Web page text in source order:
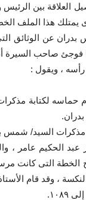
العلاقة بين
هذا الملف
عن الوثائق
فوجئ صاحب
، ويقول :
حماسه لكتابة
السيد/ شمس
عبد الحكيم عامر
الخطة التى كانت
، وقد قام